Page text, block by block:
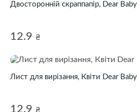
Двосторонній скраппапір, Dear
12.9 ₴
Лист для вирізання, Квіти Dear
12.9 ₴